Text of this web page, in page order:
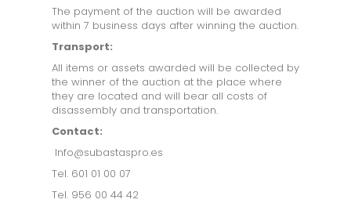
The payment of the auction will be awarded
within 7 business days after winning the auction.
Transport:
All items or assets awarded will be collected by
the winner of the auction at the place where
they are located and will bear all costs of
disassembly and transportation.
Contact:
Info@subastaspro.es
Tel. 601 01 00 07
Tel. 956 00 44 42